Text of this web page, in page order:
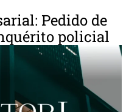
Pedido de
policial